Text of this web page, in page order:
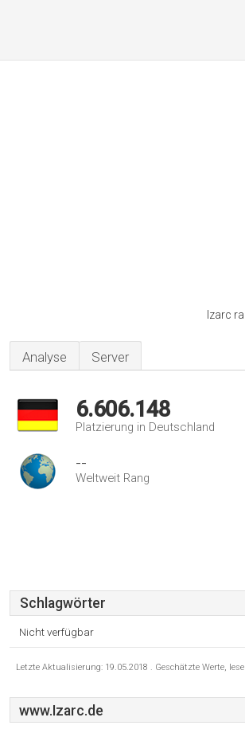
Izarc
Analyse Server
6.606.148
Platzierung in Deutschland
--
Weltweit Rang
Schlagwörter
Nicht verfügbar
Letzte Aktualisierung: 19.05.2018 . Geschätzte Werte,
www.Izarc.de